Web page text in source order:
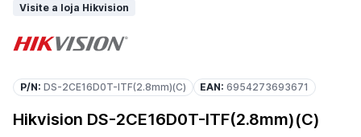
Visite a loja Hikvision
P/N: DS-2CE16D0T-ITF(2.8mm)(C) EAN: 6954273693671
Hikvision DS-2CE16D0T-ITF(2.8mm)(C)